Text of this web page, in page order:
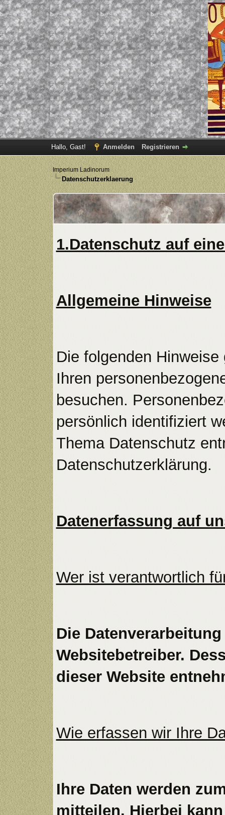
Hallo, Gast! Anmelden Registrieren
Imperium Ladinorum
Datenschutzerklaerung
1.Datenschutz auf
Allgemeine Hinweise
Die folgenden
Ihren
besuchen.
persönlich identifiziert
Thema Datenschutz
Datenschutzerklärung.
Datenerfassung auf
Wer ist verantwortlich
Die
Websitebetreiber.
dieser Website
Wie erfassen wir Ihre
Ihre Daten werden
mitteilen. Hierbei